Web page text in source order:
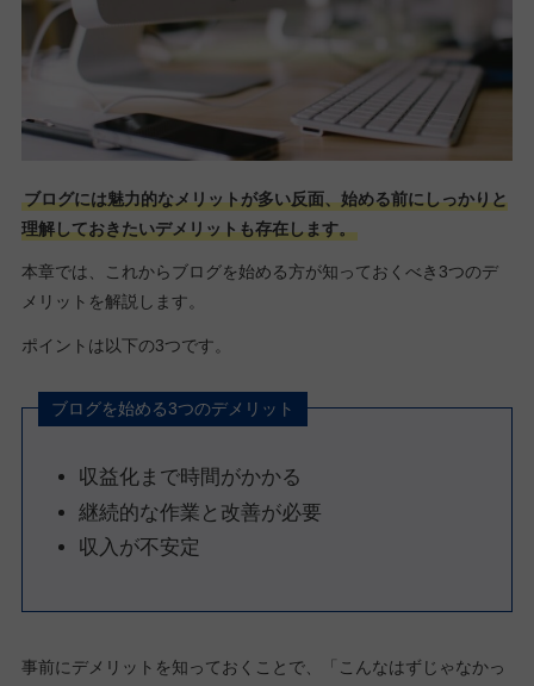
ブログには魅力的なメリットが多い反面、始める前にしっかりと
理解しておきたいデメリットも存在します。
本章では、これからブログを始める方が知っておくべき3つのデ
メリットを解説します。
ポイントは以下の3つです。
ブログを始める3つのデメリット
収益化まで時間がかかる
継続的な作業と改善が必要
収入が不安定
事前にデメリットを知っておくことで、「こんなはずじゃなかっ